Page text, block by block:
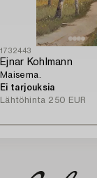
1732443
Ejnar Kohlmann
Maisema.
Ei tarjouksia
Lähtöhinta 250 EUR